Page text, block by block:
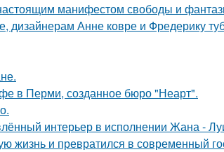
манифестом свободы и
дизайнерам Анне ковре и Фредерику
в Перми, созданное бюро "Неарт".
интерьер в исполнении Жана -
жизнь и превратился в современный